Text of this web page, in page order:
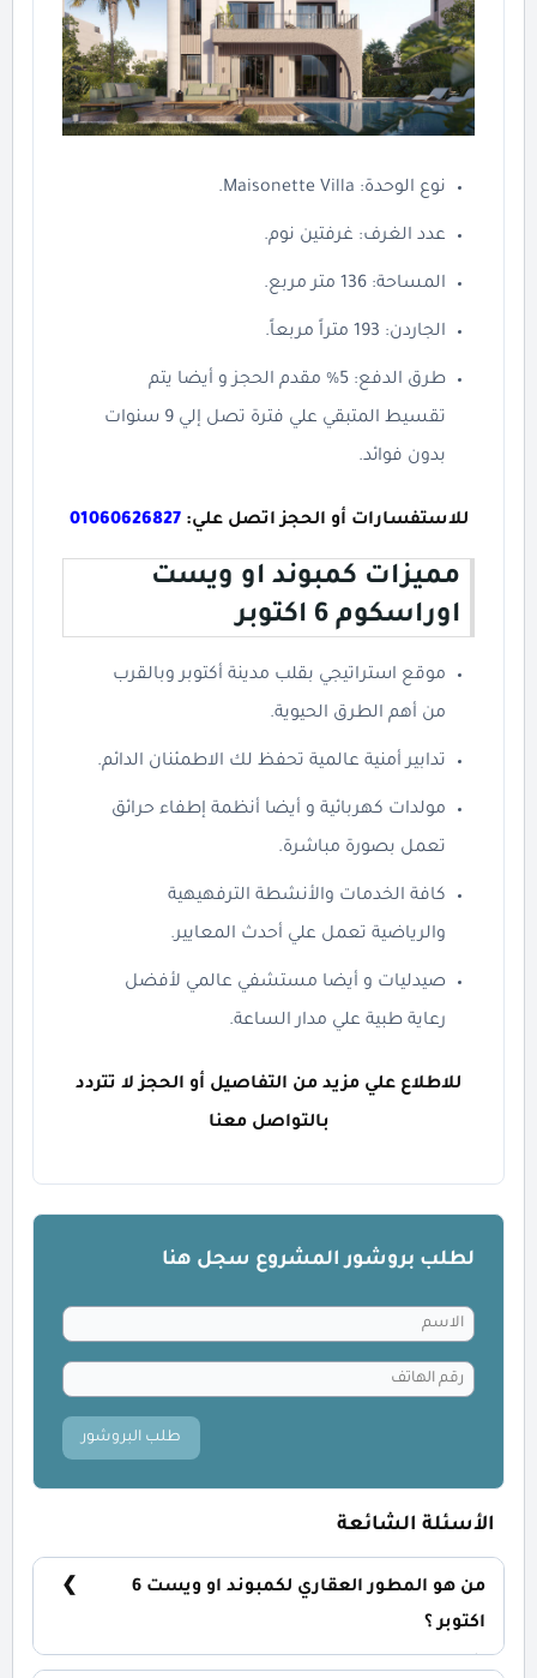
نوع الوحدة: Maisonette Villa.
عدد الغرف: غرفتين نوم.
المساحة: 136 متر مربع.
الجاردن: 193 متراً مربعاً.
طرق الدفع: 5% مقدم الحجز و أيضا يتم
تقسيط المتبقي علي فترة تصل إلي 9 سنوات
بدون فوائد.
للاستفسارات أو الحجز اتصل علي:01060626827
مميزات كمبوند او ويست
اوراسكوم 6 اكتوبر
موقع استراتيجي بقلب مدينة أكتوبر وبالقرب
من أهم الطرق الحيوية.
تدابير أمنية عالمية تحفظ لك الاطمئنان الدائم.
مولدات كهربائية و أيضا أنظمة إطفاء حرائق
تعمل بصورة مباشرة.
كافة الخدمات والأنشطة الترفهيهية
والرياضية تعمل علي أحدث المعايير.
صيدليات و أيضا مستشفي عالمي لأفضل
رعاية طبية علي مدار الساعة.
للاطلاع علي مزيد من التفاصيل أو الحجز لا تتردد
بالتواصل معنا
لطلب بروشور المشروع سجل هنا
طلب البروشور
الأسئلة الشائعة
من هو المطور العقاري لكمبوند او ويست 6
اكتوبر ؟